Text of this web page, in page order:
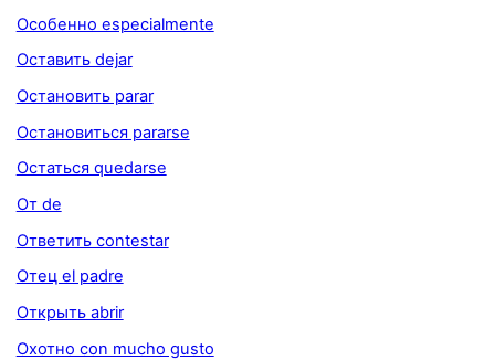
Особенно especialmente
Оставить dejar
Остановить parar
Остановиться pararse
Остаться quedarse
От de
Ответить contestar
Отец el padre
Открыть abrir
Охотно con mucho gusto